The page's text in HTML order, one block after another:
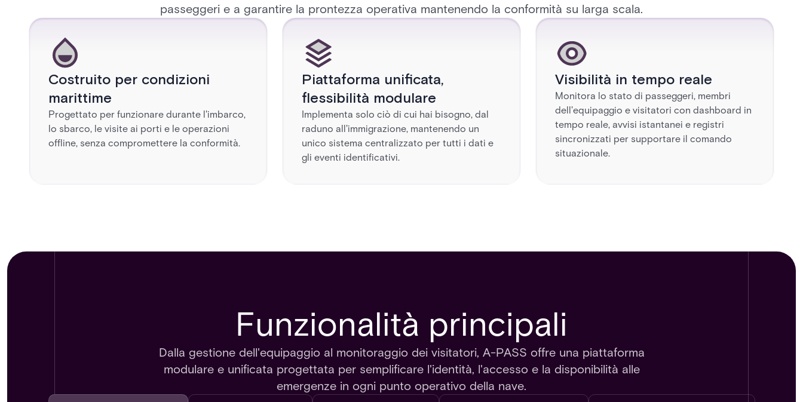
passeggeri e a garantire la prontezza operativa mantenendo la conformità su larga scala.
Costruito per condizioni
marittime
Progettato per funzionare durante l'imbarco,
lo sbarco, le visite ai porti e le operazioni
offline, senza compromettere la conformità.
Piattaforma unificata,
flessibilità modulare
Implementa solo ciò di cui hai bisogno, dal
raduno all'immigrazione, mantenendo un
unico sistema centralizzato per tutti i dati e
gli eventi identificativi.
Visibilità in tempo reale
Monitora lo stato di passeggeri, membri
dell'equipaggio e visitatori con dashboard in
tempo reale, avvisi istantanei e registri
sincronizzati per supportare il comando
situazionale.
Funzionalità principali
Dalla gestione dell'equipaggio al monitoraggio dei visitatori, A-PASS offre una piattaforma
modulare e unificata progettata per semplificare l'identità, l'accesso e la disponibilità alle
emergenze in ogni punto operativo della nave.